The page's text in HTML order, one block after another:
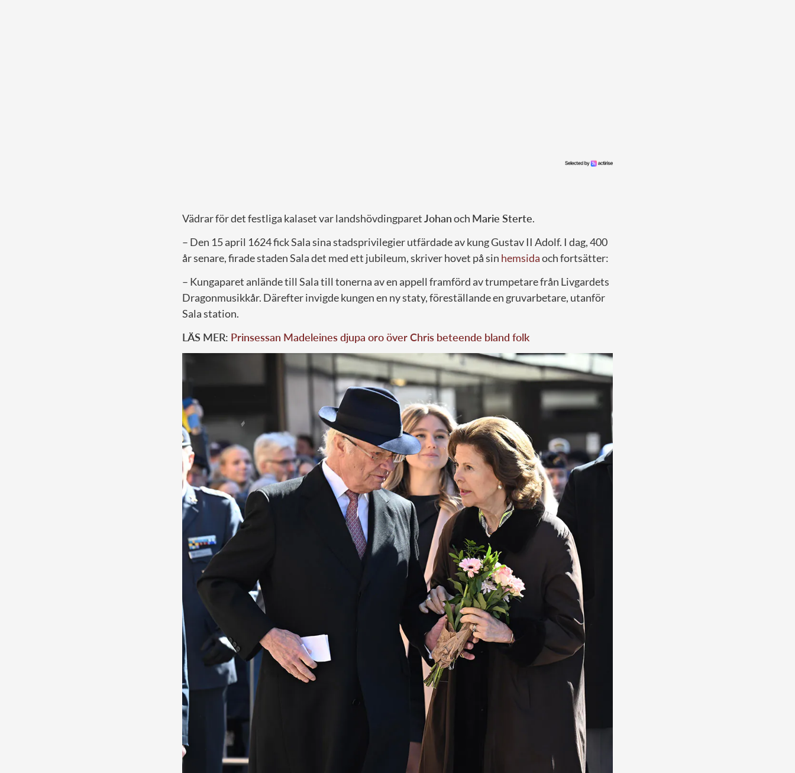
Vädrar för det festliga kalaset var landshövdingparetJohanoch Marie Sterte.
– Den 15 april 1624 fick Sala sina stadsprivilegier utfärdade av kung Gustav II Adolf. I dag, 400
år senare, firade staden Sala det med ett jubileum, skriver hovet på sin hemsidaoch fortsätter:
– Kungaparet anlände till Sala till tonerna av en appell framförd av trumpetare från Livgardets
Dragonmusikkår. Därefter invigde kungen en ny staty, föreställande en gruvarbetare, utanför
Sala station.
LÄS MER: Prinsessan Madeleines djupa oro över Chris beteende bland folk